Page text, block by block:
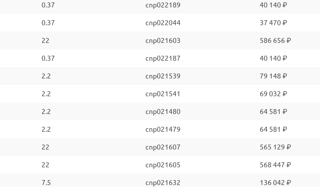
0.37 cnp022189 40 140 ₽
0.37 cnp022044 37 470 ₽
22 cnp021603 586 656 ₽
0.37 cnp022187 40 140 ₽
2.2 cnp021539 79 148 ₽
2.2 cnp021541 69 032 ₽
2.2 cnp021480 64 581 ₽
2.2 cnp021479 64 581 ₽
22 cnp021607 565 129 ₽
22 cnp021605 568 447 ₽
7.5 cnp021632 136 042 ₽